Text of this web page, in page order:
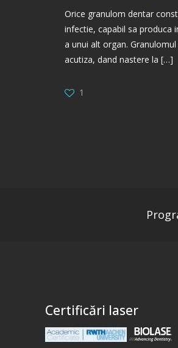
Orice granulom dentar
infectie, capabil sa produca
a unui alt organ.
acutiza, dand nastere la […]
1
Certificări laser